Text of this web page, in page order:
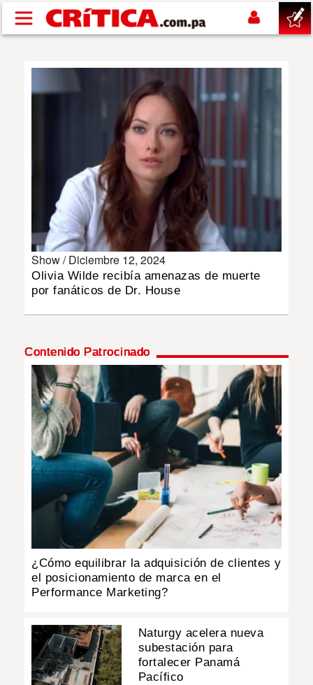
Pasar al contenido principal
DEPORTES
MUNDO
MULTIMEDIA
IMPRESO
Show /Diciembre 12, 2024
Olivia Wilde recibía amenazas de muerte
por fanáticos de Dr. House
Contenido Patrocinado
¿Cómo equilibrar la adquisición de clientes y
el posicionamiento de marca en el
Performance Marketing?
Naturgy acelera nueva
subestación para
fortalecer Panamá
Pacífico